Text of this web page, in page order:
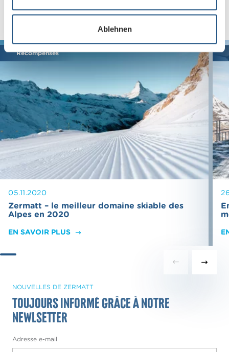
l
Ablehnen
Articles similaires
Récompenses
05.11.2020
Zermatt – le meilleur domaine skiable des
Alpes en 2020
EN SAVOIR PLUS
NOUVELLES DE ZERMATT
Toujours informé grâce à notre
Newlsetter
Adresse e-mail